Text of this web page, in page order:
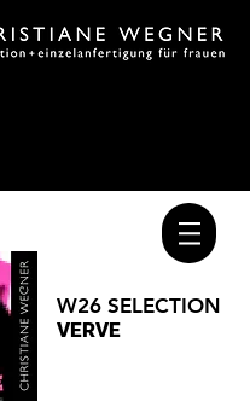
W26 SELECTION
VERVE